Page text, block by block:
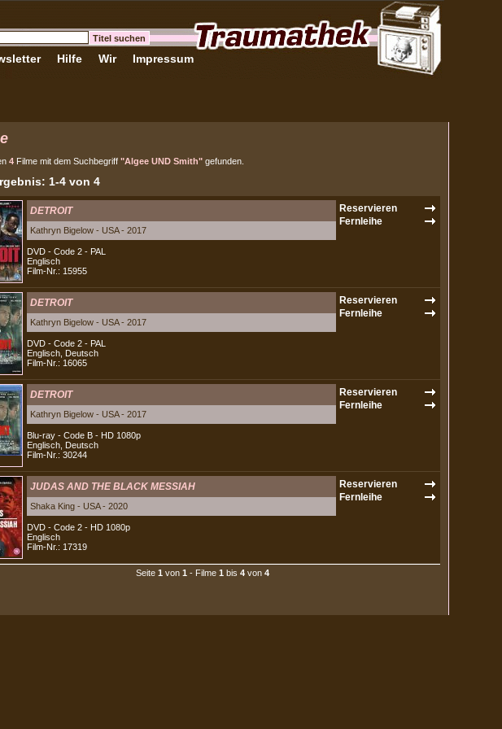
Hilfe Wir Impressum
4 Filme mit dem Suchbegriff "Algee UND Smith" gefunden.
1-4 von 4
DETROIT
Kathryn Bigelow - USA - 2017
DVD - Code 2 - PAL
Englisch
Film-Nr.: 15955
DETROIT
Kathryn Bigelow - USA - 2017
DVD - Code 2 - PAL
Englisch, Deutsch
Film-Nr.: 16065
DETROIT
Kathryn Bigelow - USA - 2017
Blu-ray - Code B - HD 1080p
Englisch, Deutsch
Film-Nr.: 30244
JUDAS AND THE BLACK MESSIAH
Shaka King - USA - 2020
DVD - Code 2 - HD 1080p
Englisch
Film-Nr.: 17319
Seite 1 von 1 - Filme 1 bis 4von 4